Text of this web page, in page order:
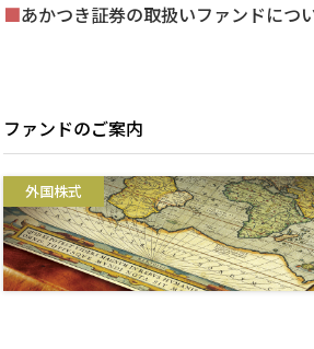
■あかつき証券の取扱いファンドにつ
ファンドのご案内
外国株式